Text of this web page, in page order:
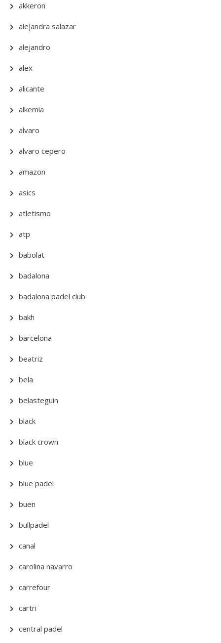
akkeron
alejandra salazar
alejandro
alex
alicante
alkemia
alvaro
alvaro cepero
amazon
asics
atletismo
atp
babolat
badalona
badalona padel club
bakh
barcelona
beatriz
bela
belasteguin
black
black crown
blue
blue padel
buen
bullpadel
canal
carolina navarro
carrefour
cartri
central padel